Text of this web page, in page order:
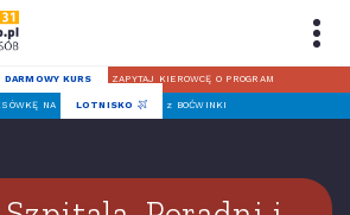
DARMOWY KURS ZAPYTAJ KIEROWCĘ O PROGRAM
NA LOTNISKO z BOĆWINKI